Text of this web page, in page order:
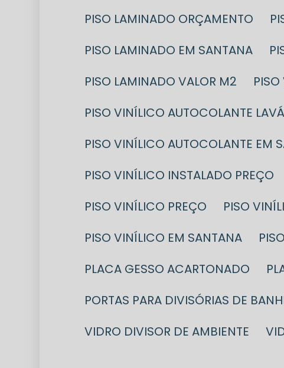
PISO LAMINADO ORÇAMENTO
PISO LAMINADO EM SANTANA
PISO LAMINADO VALOR M2
PISO VINÍLICO AUTOCOLANTE
PISO VINÍLICO AUTOCOLANTE EM
PISO VINÍLICO INSTALADO PREÇO
PISO VINÍLICO PREÇO
PISO
PISO VINÍLICO EM SANTANA
PLACA GESSO ACARTONADO
PORTAS PARA DIVISÓRIAS DE
VIDRO DIVISOR DE AMBIENTE